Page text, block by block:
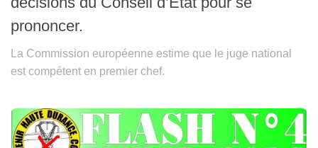
prononcer.
La Commission européenne estime que le juge national
est compétent en premier chef.